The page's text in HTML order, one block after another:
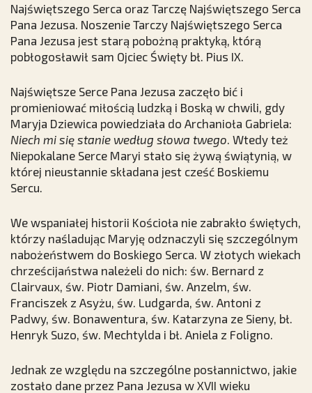
Najświętszego Serca oraz Tarczę Najświętszego Serca
Pana Jezusa. Noszenie Tarczy Najświętszego Serca
Pana Jezusa jest starą pobożną praktyką, którą
pobłogosławił sam Ojciec Święty bł. Pius IX.
Najświętsze Serce Pana Jezusa zaczęło bić i
promieniować miłością ludzką i Boską w chwili, gdy
Maryja Dziewica powiedziała do Archanioła Gabriela:
Niech mi się stanie według słowa twego . Wtedy też
Niepokalane Serce Maryi stało się żywą świątynią, w
której nieustannie składana jest cześć Boskiemu
Sercu.
We wspaniałej historii Kościoła nie zabrakło świętych,
którzy naśladując Maryję odznaczyli się szczególnym
nabożeństwem do Boskiego Serca. W złotych wiekach
chrześcijaństwa należeli do nich: św. Bernard z
Clairvaux, św. Piotr Damiani, św. Anzelm, św.
Franciszek z Asyżu, św. Ludgarda, św. Antoni z
Padwy, św. Bonawentura, św. Katarzyna ze Sieny, bł.
Henryk Suzo, św. Mechtylda i bł. Aniela z Foligno.
Jednak ze względu na szczególne posłannictwo, jakie
zostało dane przez Pana Jezusa w XVII wieku